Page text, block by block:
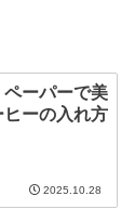
ーパーで美
ーの入れ方
2025.10.28